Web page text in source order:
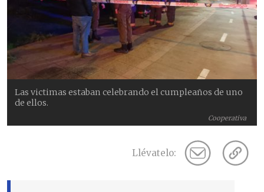
Cooperativa
Las victimas estaban celebrando el cumpleaños de uno
de ellos.
Llévatelo: